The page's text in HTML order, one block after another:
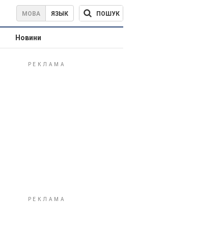
МОВА ЯЗЫК ПОШУК
Новини